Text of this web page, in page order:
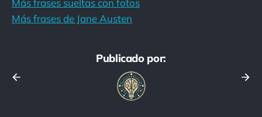
Más frases de Jane Austen
Publicado por: